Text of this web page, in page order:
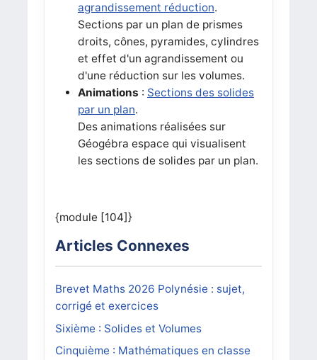
agrandissement réduction.
Sections par un plan de prismes
droits, cônes, pyramides, cylindres
et effet d'un agrandissement ou
d'une réduction sur les volumes.
Animations : Sections des solides
par un plan.
Des animations réalisées sur
Géogébra espace qui visualisent
les sections de solides par un plan.
{module [104]}
Articles Connexes
Brevet Maths 2026 Polynésie : sujet,
corrigé et exercices
Sixième : Solides et Volumes
Cinquième : Mathématiques en classe